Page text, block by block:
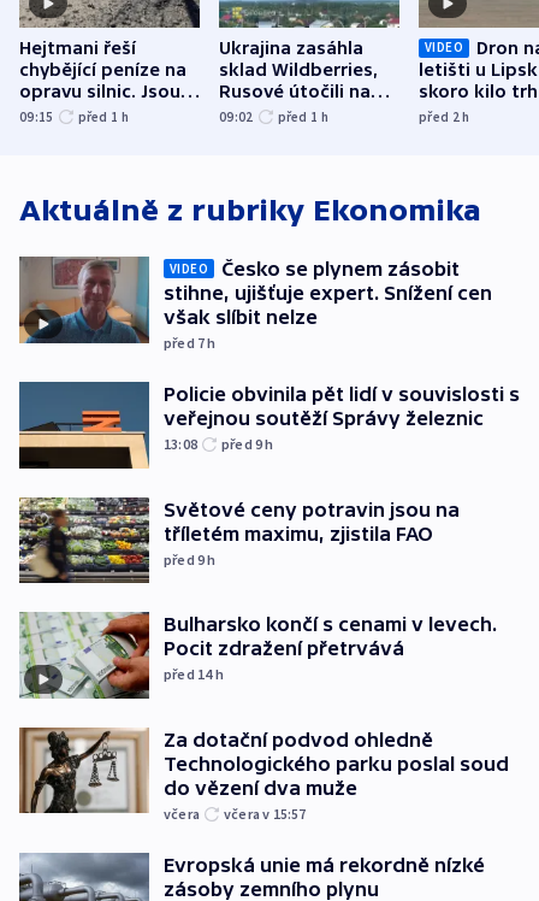
Hejtmani řeší
chybějící peníze na
opravu silnic. Jsou
nenárokové, namítá
09:15 před 1 h
Ukrajina zasáhla
sklad Wildberries,
Rusové útočili na
trh, hasiče či
09:02 před 1 h
VIDEO
Dron
letišti u
skoro kilo
indicie
před 2h
Aktuálně z rubriky Ekonomika
VIDEO
Česko se plynem zásobit
stihne, ujišťuje expert. Snížení cen
však slíbit nelze
před 7h
Policie obvinila pět lidí v souvislosti s
veřejnou soutěží Správy železnic
13:08 před 9h
Světové ceny potravin jsou na
tříletém maximu, zjistila FAO
před 9h
Bulharsko končí s cenami v levech.
Pocit zdražení přetrvává
před 14h
Za dotační podvod ohledně
Technologického parku poslal soud
do vězení dva muže
včera včera v 15:57
Evropská unie má rekordně nízké
zásoby zemního plynu